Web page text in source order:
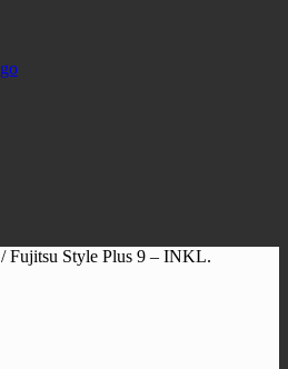
/ Fujitsu Style Plus 9 – INKL.